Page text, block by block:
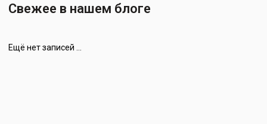
Свежее в нашем блоге
Ещё нет записей …